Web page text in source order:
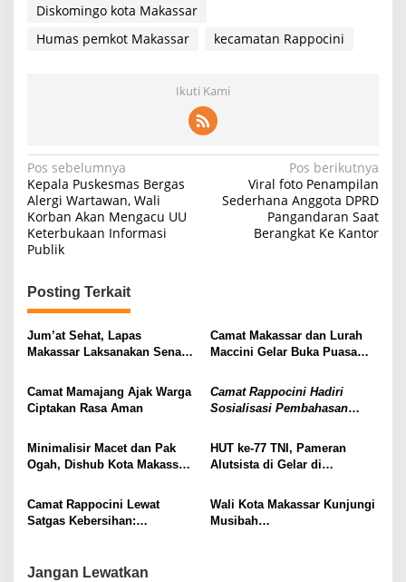
Diskomingo kota Makassar
Humas pemkot Makassar
kecamatan Rappocini
Ikuti Kami
Navigasi
pos
Pos sebelumnya
Kepala Puskesmas Bergas
Alergi Wartawan, Wali
Korban Akan Mengacu UU
Keterbukaan Informasi
Publik
Pos berikutnya
Viral foto Penampilan
Sederhana Anggota DPRD
Pangandaran Saat
Berangkat Ke Kantor
Posting Terkait
Jum’at Sehat, Lapas
Makassar Laksanakan Senam
Camat Makassar dan Lurah
Maccini Gelar Buka Puasa
Warga di Lorong 5 Wisata
Rotterdam
Camat Mamajang Ajak Warga
Ciptakan Rasa Aman
Camat Rappocini Hadiri
Sosialisasi Pembahasan
Minimalisir Macet dan Pak
Ogah, Dishub Kota Makassar
HUT ke-77 TNI, Pameran
Alutsista di Gelar di
Camat Rappocini Lewat
Satgas Kebersihan:
Wali Kota Makassar Kunjungi
Musibah
Jangan Lewatkan